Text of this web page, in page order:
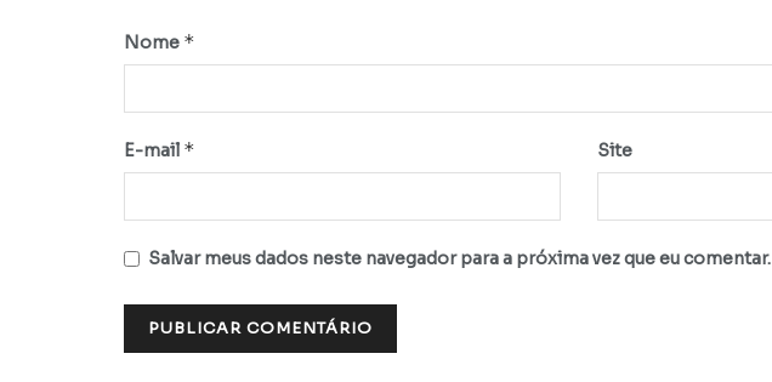
Nome *
E-mail * Site
Salvar meus dados neste navegador para a próxima vez que eu comentar.